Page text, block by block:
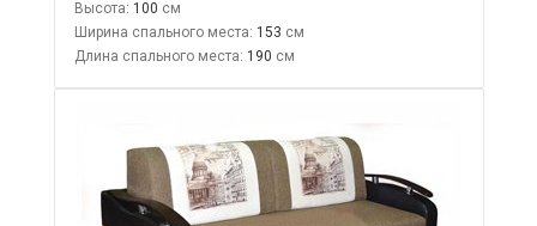
Высота: 100
Ширина спального места: 153
Длина спального места: 190